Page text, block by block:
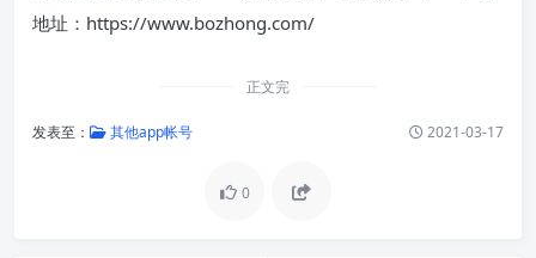
地址：https://www.bozhong.com/
正文完
发表至： 其他app帐号 2021-03-17
0